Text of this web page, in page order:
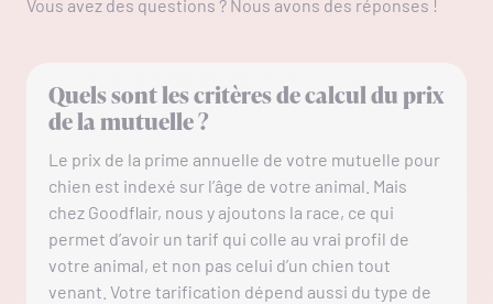
Vous avez des questions ? Nous avons des réponses !
Quels sont les critères de calcul du prix
de la mutuelle ?
Le prix de la prime annuelle de votre mutuelle pour
chien est indexé sur l’âge de votre animal. Mais
chez Goodflair, nous y ajoutons la race, ce qui
permet d’avoir un tarif qui colle au vrai profil de
votre animal, et non pas celui d’un chien tout
venant. Votre tarification dépend aussi du type de